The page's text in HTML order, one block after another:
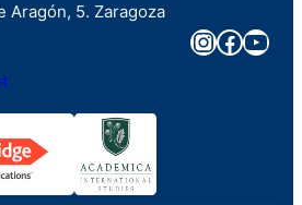
Aragón, 5. Zaragoza